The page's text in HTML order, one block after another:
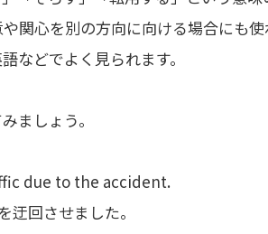
関心を別の方向に向ける場合にも
などでよく見られます。
ましょう。
due to the accident.
迂回させました。